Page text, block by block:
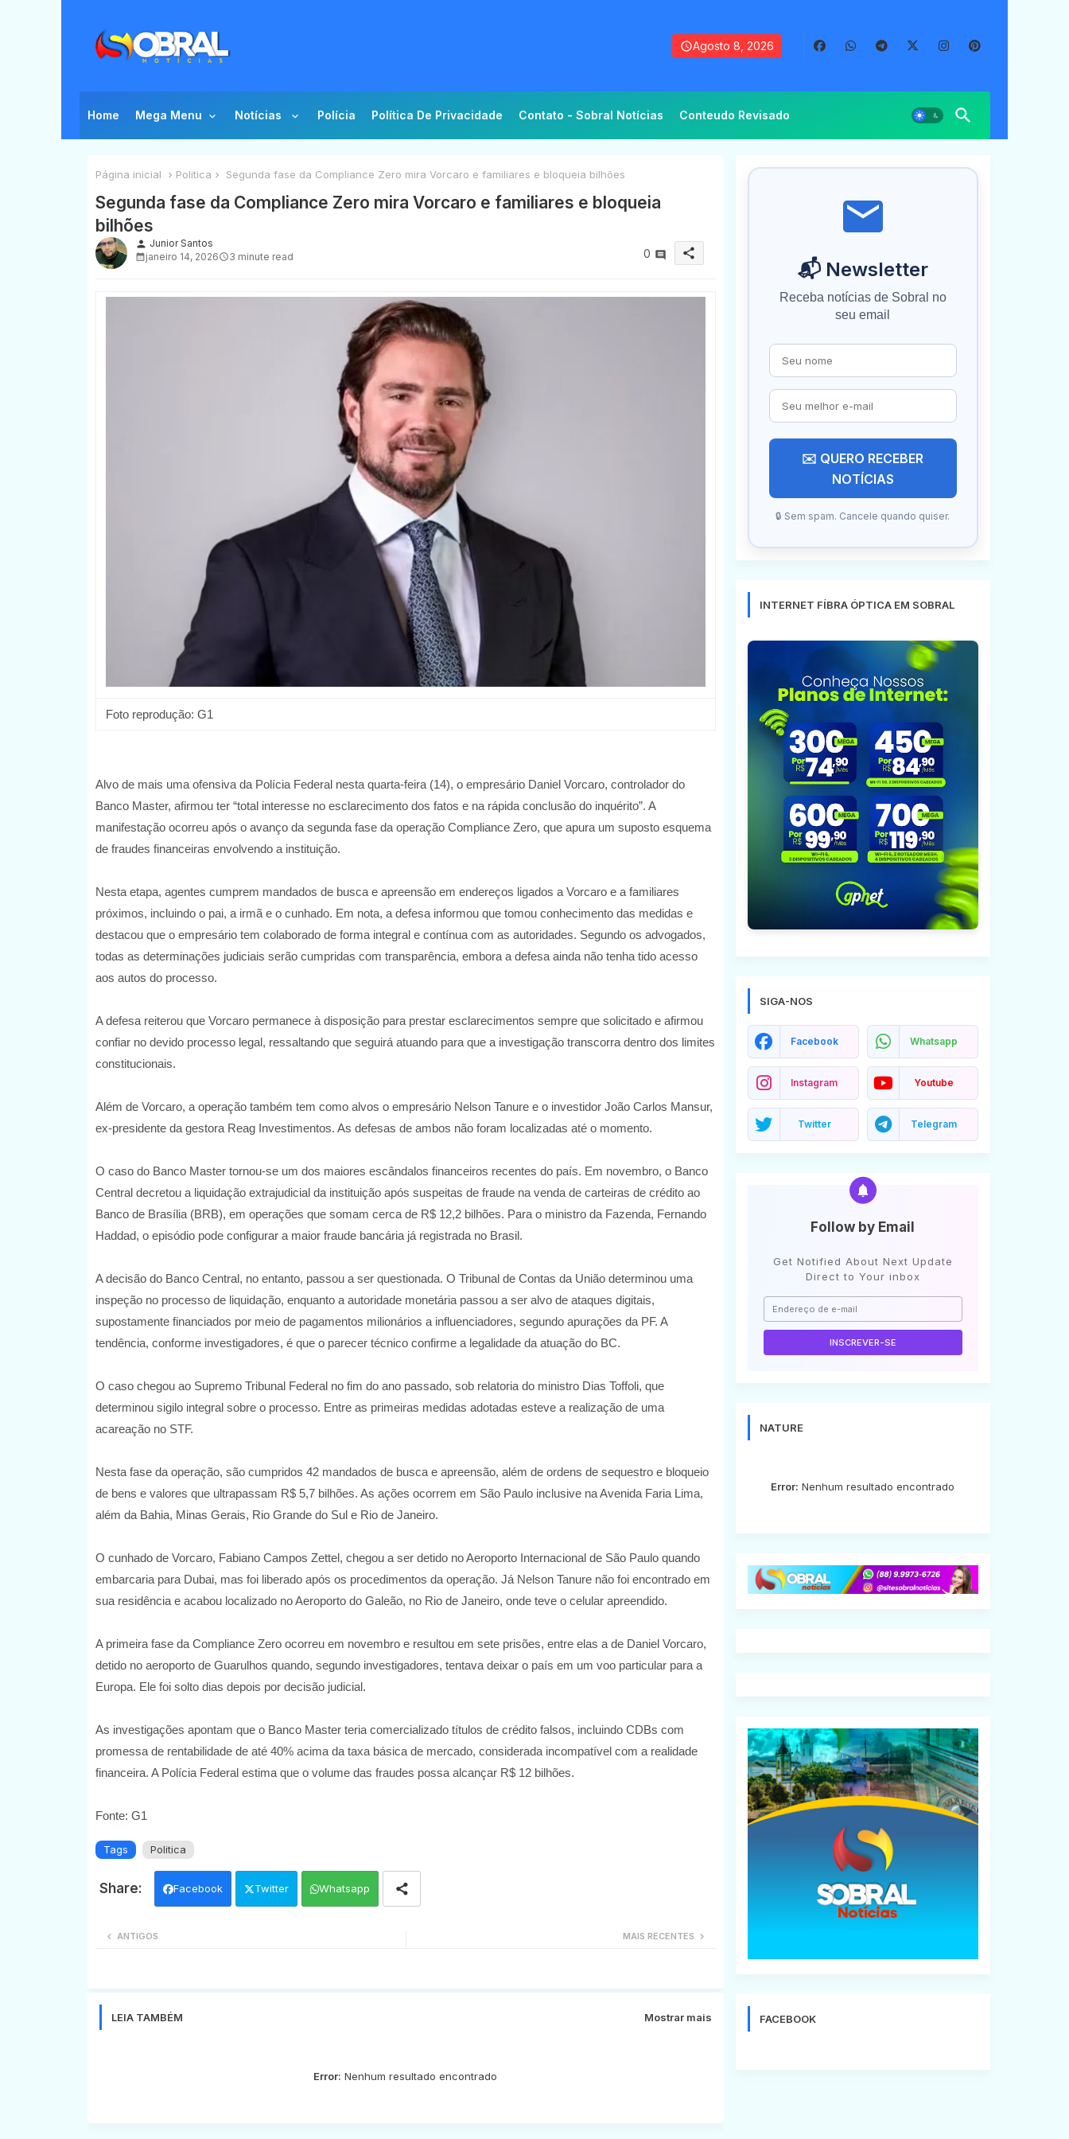
Agosto 8, 2026
Home Mega Menu Notícias Polícia Política De Privacidade Contato - Sobral Notícias Conteudo Revisado
Página inicial Politica Segunda fase da Compliance Zero mira Vorcaro e familiares e bloqueia bilhões
Segunda fase da Compliance Zero mira Vorcaro e familiares e bloqueia
bilhões
person Junior Santos
janeiro 14, 2026
3 minute read 0 share
Foto reprodução: G1
Alvo de mais uma ofensiva da Polícia Federal nesta quarta-feira (14), o empresário Daniel Vorcaro, controlador do
Banco Master, afirmou ter “total interesse no esclarecimento dos fatos e na rápida conclusão do inquérito”. A
manifestação ocorreu após o avanço da segunda fase da operação Compliance Zero, que apura um suposto esquema
de fraudes financeiras envolvendo a instituição.
Nesta etapa, agentes cumprem mandados de busca e apreensão em endereços ligados a Vorcaro e a familiares
próximos, incluindo o pai, a irmã e o cunhado. Em nota, a defesa informou que tomou conhecimento das medidas e
destacou que o empresário tem colaborado de forma integral e contínua com as autoridades. Segundo os advogados,
todas as determinações judiciais serão cumpridas com transparência, embora a defesa ainda não tenha tido acesso
aos autos do processo.
A defesa reiterou que Vorcaro permanece à disposição para prestar esclarecimentos sempre que solicitado e afirmou
confiar no devido processo legal, ressaltando que seguirá atuando para que a investigação transcorra dentro dos limites
constitucionais.
Além de Vorcaro, a operação também tem como alvos o empresário Nelson Tanure e o investidor João Carlos Mansur,
ex-presidente da gestora Reag Investimentos. As defesas de ambos não foram localizadas até o momento.
O caso do Banco Master tornou-se um dos maiores escândalos financeiros recentes do país. Em novembro, o Banco
Central decretou a liquidação extrajudicial da instituição após suspeitas de fraude na venda de carteiras de crédito ao
Banco de Brasília (BRB), em operações que somam cerca de R$ 12,2 bilhões. Para o ministro da Fazenda, Fernando
Haddad, o episódio pode configurar a maior fraude bancária já registrada no Brasil.
A decisão do Banco Central, no entanto, passou a ser questionada. O Tribunal de Contas da União determinou uma
inspeção no processo de liquidação, enquanto a autoridade monetária passou a ser alvo de ataques digitais,
supostamente financiados por meio de pagamentos milionários a influenciadores, segundo apurações da PF. A
tendência, conforme investigadores, é que o parecer técnico confirme a legalidade da atuação do BC.
O caso chegou ao Supremo Tribunal Federal no fim do ano passado, sob relatoria do ministro Dias Toffoli, que
determinou sigilo integral sobre o processo. Entre as primeiras medidas adotadas esteve a realização de uma
acareação no STF.
Nesta fase da operação, são cumpridos 42 mandados de busca e apreensão, além de ordens de sequestro e bloqueio
de bens e valores que ultrapassam R$ 5,7 bilhões. As ações ocorrem em São Paulo inclusive na Avenida Faria Lima,
além da Bahia, Minas Gerais, Rio Grande do Sul e Rio de Janeiro.
O cunhado de Vorcaro, Fabiano Campos Zettel, chegou a ser detido no Aeroporto Internacional de São Paulo quando
embarcaria para Dubai, mas foi liberado após os procedimentos da operação. Já Nelson Tanure não foi encontrado em
sua residência e acabou localizado no Aeroporto do Galeão, no Rio de Janeiro, onde teve o celular apreendido.
A primeira fase da Compliance Zero ocorreu em novembro e resultou em sete prisões, entre elas a de Daniel Vorcaro,
detido no aeroporto de Guarulhos quando, segundo investigadores, tentava deixar o país em um voo particular para a
Europa. Ele foi solto dias depois por decisão judicial.
As investigações apontam que o Banco Master teria comercializado títulos de crédito falsos, incluindo CDBs com
promessa de rentabilidade de até 40% acima da taxa básica de mercado, considerada incompatível com a realidade
financeira. A Polícia Federal estima que o volume das fraudes possa alcançar R$ 12 bilhões.
Fonte: G1
Tags Politica
Facebook Twitter Whatsapp
MAIS RECENTES
ANTIGOS
LEIA TAMBÉM Mostrar mais
Error: Nenhum resultado encontrado
📬 Newsletter
Receba notícias de Sobral no
seu email
✉️ QUERO RECEBER
NOTÍCIAS
🔒 Sem spam. Cancele quando quiser.
INTERNET FÍBRA ÓPTICA EM SOBRAL
SIGA-NOS
Facebook Whatsapp
Instagram Youtube
Twitter Telegram
Follow by Email
Get Notified About Next Update
Direct to Your inbox
NATURE
Error: Nenhum resultado encontrado
FACEBOOK